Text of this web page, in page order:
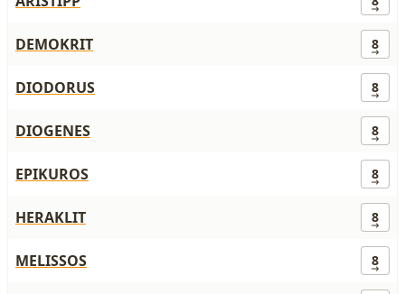
DEMOKRIT 8
DIODORUS 8
DIOGENES 8
EPIKUROS 8
HERAKLIT 8
MELISSOS 8